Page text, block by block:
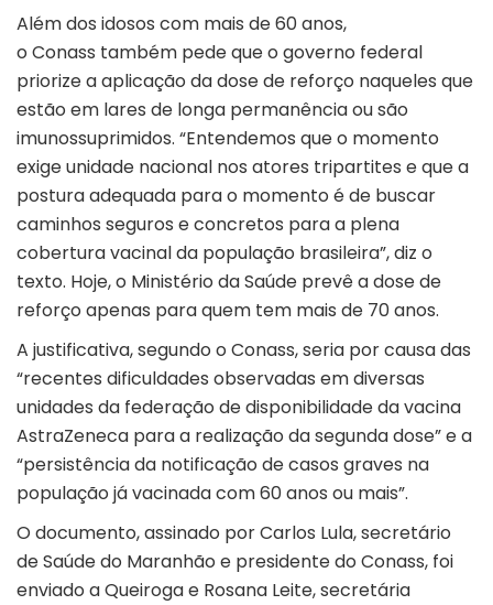
Além dos idosos com mais de 60 anos,
o Conass também pede que o governo federal
priorize a aplicação da dose de reforço naqueles que
estão em lares de longa permanência ou são
imunossuprimidos. “Entendemos que o momento
exige unidade nacional nos atores tripartites e que a
postura adequada para o momento é de buscar
caminhos seguros e concretos para a plena
cobertura vacinal da população brasileira”, diz o
texto. Hoje, o Ministério da Saúde prevê a dose de
reforço apenas para quem tem mais de 70 anos.
A justificativa, segundo o Conass, seria por causa das
“recentes dificuldades observadas em diversas
unidades da federação de disponibilidade da vacina
AstraZeneca para a realização da segunda dose” e a
“persistência da notificação de casos graves na
população já vacinada com 60 anos ou mais”.
O documento, assinado por Carlos Lula, secretário
de Saúde do Maranhão e presidente do Conass, foi
enviado a Queiroga e Rosana Leite, secretária